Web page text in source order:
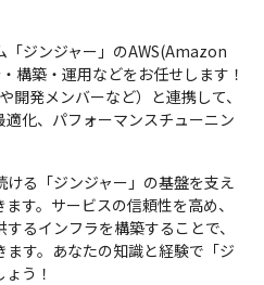
ジンジャー」のAWS(Amazon
構築・運用などをお任せします！
発メンバーなど）と連携して、
化、パフォーマンスチューニン
る「ジンジャー」の基盤を支え
す。サービスの信頼性を高め、
るインフラを構築することで、
す。あなたの知識と経験で「ジ
う！